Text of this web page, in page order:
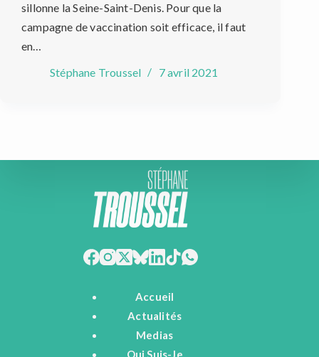
sillonne la Seine-Saint-Denis. Pour que la
campagne de vaccination soit efficace, il faut
en…
Stéphane Troussel
7 avril 2021
Accueil
Actualités
Medias
Qui Suis-Je